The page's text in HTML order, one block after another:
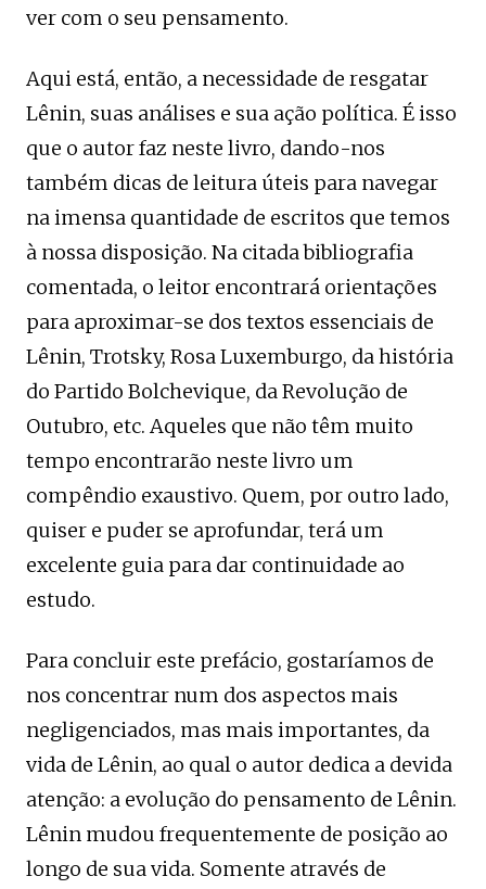
ver com o seu pensamento.
Aqui está, então, a necessidade de resgatar
Lênin, suas análises e sua ação política. É isso
que o autor faz neste livro, dando-nos
também dicas de leitura úteis para navegar
na imensa quantidade de escritos que temos
à nossa disposição. Na citada bibliografia
comentada, o leitor encontrará orientações
para aproximar-se dos textos essenciais de
Lênin, Trotsky, Rosa Luxemburgo, da história
do Partido Bolchevique, da Revolução de
Outubro, etc. Aqueles que não têm muito
tempo encontrarão neste livro um
compêndio exaustivo. Quem, por outro lado,
quiser e puder se aprofundar, terá um
excelente guia para dar continuidade ao
estudo.
Para concluir este prefácio, gostaríamos de
nos concentrar num dos aspectos mais
negligenciados, mas mais importantes, da
vida de Lênin, ao qual o autor dedica a devida
atenção: a evolução do pensamento de Lênin.
Lênin mudou frequentemente de posição ao
longo de sua vida. Somente através de